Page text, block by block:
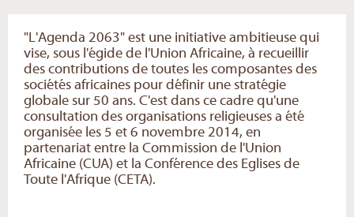
"L'Agenda 2063" est une initiative ambitieuse qui
vise, sous l'égide de l'Union Africaine, à recueillir
des contributions de toutes les composantes des
sociétés africaines pour définir une stratégie
globale sur 50 ans. C'est dans ce cadre qu'une
consultation des organisations religieuses a été
organisée les 5 et 6 novembre 2014, en
partenariat entre la Commission de l'Union
Africaine (CUA) et la Conférence des Eglises de
Toute l'Afrique (CETA).